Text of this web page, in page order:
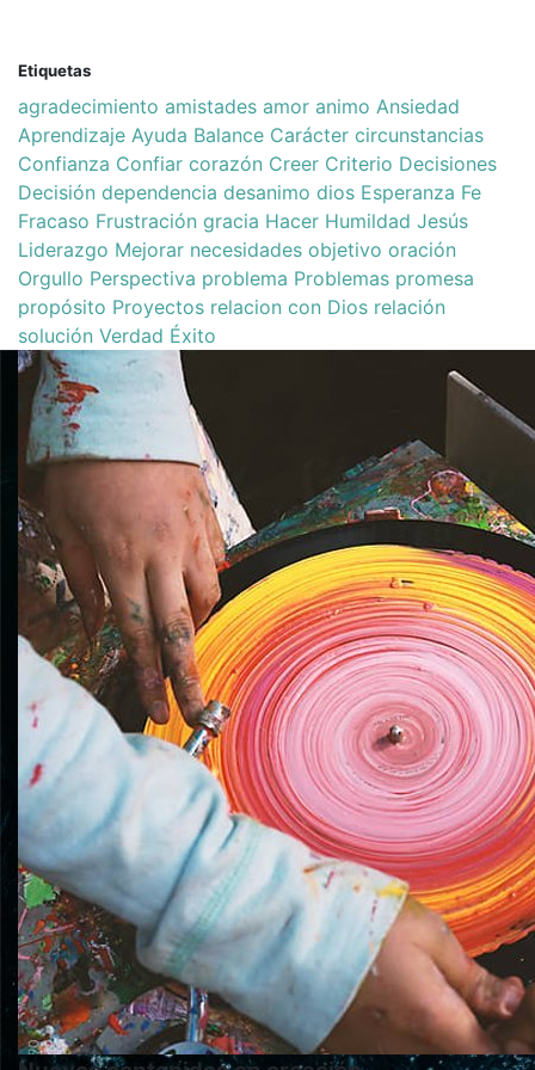
Etiquetas
agradecimiento amistades amor animo Ansiedad
Aprendizaje Ayuda Balance Carácter circunstancias
Confianza Confiar corazón Creer Criterio Decisiones
Decisión dependencia desanimo dios Esperanza Fe
Fracaso Frustración gracia Hacer Humildad Jesús
Liderazgo Mejorar necesidades objetivo oración
Orgullo Perspectiva problema Problemas promesa
propósito Proyectos relacion con Dios relación
solución Verdad Éxito